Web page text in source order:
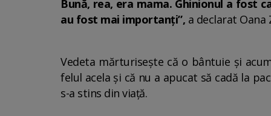
Bună, rea, era mama. Ghinionul a fost
au fost mai importanți”, a declarat
Vedeta mărturisește că o bântuie și
felul acela și că nu a apucat să cadă la
s-a stins din viață.